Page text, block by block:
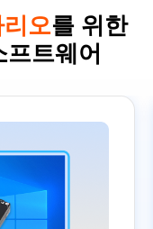
오를 위한
트웨어